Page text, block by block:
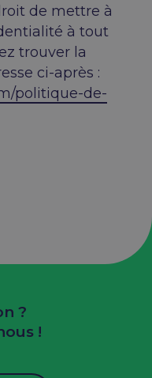
de mettre à
à tout
trouver la
ci-après :
politique-de-
?
!